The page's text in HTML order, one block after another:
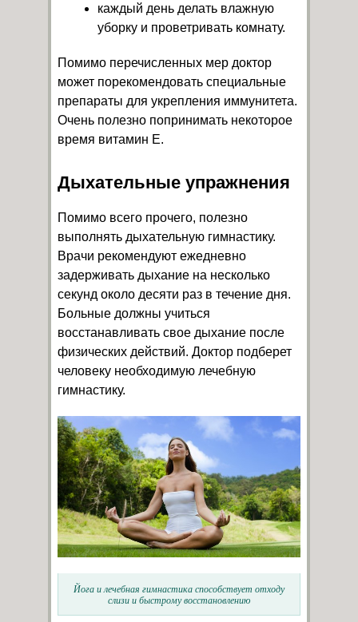
каждый день делать влажную
уборку и проветривать комнату.
Помимо перечисленных мер доктор
может порекомендовать специальные
препараты для укрепления иммунитета.
Очень полезно попринимать некоторое
время витамин Е.
Дыхательные упражнения
Помимо всего прочего, полезно
выполнять дыхательную гимнастику.
Врачи рекомендуют ежедневно
задерживать дыхание на несколько
секунд около десяти раз в течение дня.
Больные должны учиться
восстанавливать свое дыхание после
физических действий. Доктор подберет
человеку необходимую лечебную
гимнастику.
Йога и лечебная гимнастика способствует отходу
слизи и быстрому восстановлению